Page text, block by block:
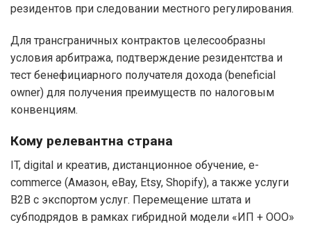
резидентов при следовании местного регулирования.
Для трансграничных контрактов целесообразны
условия арбитража, подтверждение резидентства и
тест бенефициарного получателя дохода (beneficial
owner) для получения преимуществ по налоговым
конвенциям.
Кому релевантна страна
IT, digital и креатив, дистанционное обучение, e-
commerce (Амазон, eBay, Etsy, Shopify), а также услуги
B2B с экспортом услуг. Перемещение штата и
субподрядов в рамках гибридной модели «ИП + ООО»